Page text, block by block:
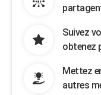
Suivez
obtenez
Mettez
autres